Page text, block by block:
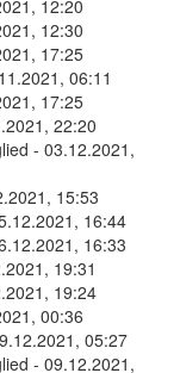
12:20
12:30
17:25
06:11
17:25
22:20
- 03.12.2021,
15:53
16:44
16:33
19:31
19:24
00:36
05:27
- 09.12.2021,